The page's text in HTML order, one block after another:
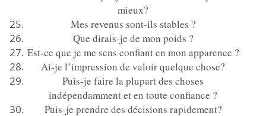
mieux?
Mes revenus sont-ils stables ?
Que dirais-je de mon poids ?
Est-ce que je me sens confiant en mon apparence ?
Ai-je l’impression de valoir quelque chose?
Puis-je faire la plupart des choses
indépendamment et en toute confiance ?
Puis-je prendre des décisions rapidement?